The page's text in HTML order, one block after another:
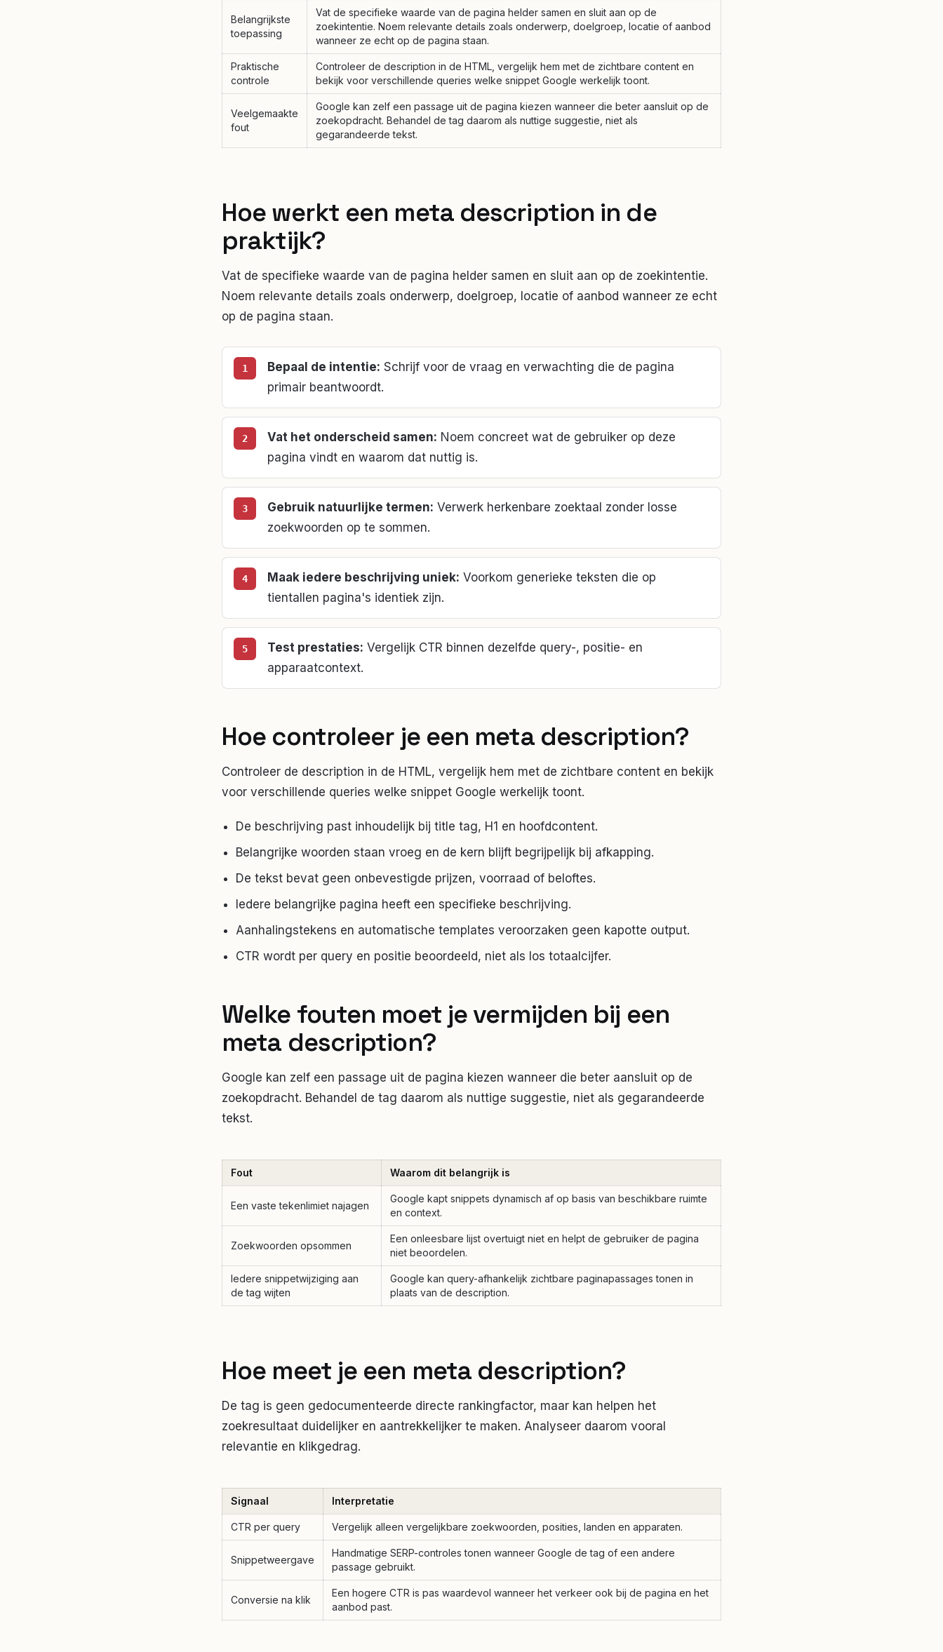
Belangrijkste
toepassing
Vat de specifieke waarde van de pagina helder samen en sluit aan op de
zoekintentie. Noem relevante details zoals onderwerp, doelgroep, locatie of aanbod
wanneer ze echt op de pagina staan.
Praktische
controle
Controleer de description in de HTML, vergelijk hem met de zichtbare content en
bekijk voor verschillende queries welke snippet Google werkelijk toont.
Veelgemaakte
fout
Google kan zelf een passage uit de pagina kiezen wanneer die beter aansluit op de
zoekopdracht. Behandel de tag daarom als nuttige suggestie, niet als
gegarandeerde tekst.
Hoe werkt een meta description in de
praktijk?
Vat de specifieke waarde van de pagina helder samen en sluit aan op de zoekintentie.
Noem relevante details zoals onderwerp, doelgroep, locatie of aanbod wanneer ze echt
op de pagina staan.
Bepaal de intentie: Schrijf voor de vraag en verwachting die de pagina
primair beantwoordt.
Vat het onderscheid samen: Noem concreet wat de gebruiker op deze
pagina vindt en waarom dat nuttig is.
Gebruik natuurlijke termen: Verwerk herkenbare zoektaal zonder losse
zoekwoorden op te sommen.
Maak iedere beschrijving uniek: Voorkom generieke teksten die op
tientallen pagina's identiek zijn.
Test prestaties: Vergelijk CTR binnen dezelfde query-, positie- en
apparaatcontext.
Hoe controleer je een meta description?
Controleer de description in de HTML, vergelijk hem met de zichtbare content en bekijk
voor verschillende queries welke snippet Google werkelijk toont.
De beschrijving past inhoudelijk bij title tag, H1 en hoofdcontent.
Belangrijke woorden staan vroeg en de kern blijft begrijpelijk bij afkapping.
De tekst bevat geen onbevestigde prijzen, voorraad of beloftes.
Iedere belangrijke pagina heeft een specifieke beschrijving.
Aanhalingstekens en automatische templates veroorzaken geen kapotte output.
CTR wordt per query en positie beoordeeld, niet als los totaalcijfer.
Welke fouten moet je vermijden bij een
meta description?
Google kan zelf een passage uit de pagina kiezen wanneer die beter aansluit op de
zoekopdracht. Behandel de tag daarom als nuttige suggestie, niet als gegarandeerde
tekst.
Fout Waarom dit belangrijk is
Een vaste tekenlimiet najagen
Google kapt snippets dynamisch af op basis van beschikbare ruimte
en context.
Zoekwoorden opsommen
Een onleesbare lijst overtuigt niet en helpt de gebruiker de pagina
niet beoordelen.
Iedere snippetwijziging aan
de tag wijten
Google kan query-afhankelijk zichtbare paginapassages tonen in
plaats van de description.
Hoe meet je een meta description?
De tag is geen gedocumenteerde directe rankingfactor, maar kan helpen het
zoekresultaat duidelijker en aantrekkelijker te maken. Analyseer daarom vooral
relevantie en klikgedrag.
Signaal Interpretatie
CTR per query Vergelijk alleen vergelijkbare zoekwoorden, posities, landen en apparaten.
Snippetweergave
Handmatige SERP-controles tonen wanneer Google de tag of een andere
passage gebruikt.
Conversie na klik
Een hogere CTR is pas waardevol wanneer het verkeer ook bij de pagina en het
aanbod past.